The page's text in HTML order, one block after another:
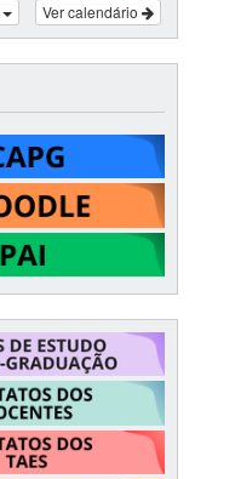
Ver calendário